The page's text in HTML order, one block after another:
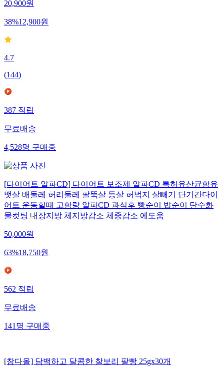
20,900원
38%12,900원
4.7
(144)
387적립
무료배송
4,528명구매중
[다이어트 알파CD] 다이어트 보조제 알파CD 특허유산균함유
뱃살 배둘레 허리둘레 팔뚝살 등살 허벅지 살빼기 단기간다이
어트 운동할때 고함량 알파CD 과식후 빵순이 밥순이 탄수화
물컷팅 내장지방 체지방감소 체중감소 에도움
50,000원
63%18,750원
562적립
무료배송
141명구매중
[참다올] 담백하고 달콤한 찰보리 팥빵 25gx30개